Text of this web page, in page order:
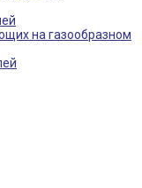
на газообразном